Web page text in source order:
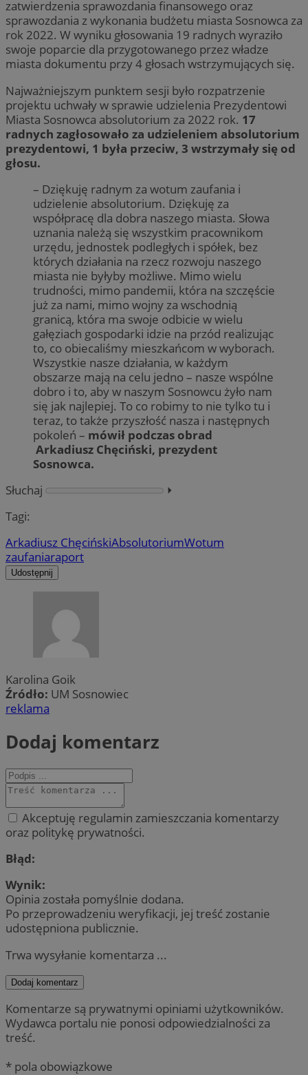
zatwierdzenia sprawozdania finansowego oraz
sprawozdania z wykonania budżetu miasta Sosnowca za
rok 2022. W wyniku głosowania 19 radnych wyraziło
swoje poparcie dla przygotowanego przez władze
miasta dokumentu przy 4 głosach wstrzymujących się.
Najważniejszym punktem sesji było rozpatrzenie
projektu uchwały w sprawie udzielenia Prezydentowi
Miasta Sosnowca absolutorium za 2022 rok. 17
radnych zagłosowało za udzieleniem absolutorium
prezydentowi, 1 była przeciw, 3 wstrzymały się od
głosu.
– Dziękuję radnym za wotum zaufania i
udzielenie absolutorium. Dziękuję za
współpracę dla dobra naszego miasta. Słowa
uznania należą się wszystkim pracownikom
urzędu, jednostek podległych i spółek, bez
których działania na rzecz rozwoju naszego
miasta nie byłyby możliwe. Mimo wielu
trudności, mimo pandemii, która na szczęście
już za nami, mimo wojny za wschodnią
granicą, która ma swoje odbicie w wielu
gałęziach gospodarki idzie na przód realizując
to, co obiecaliśmy mieszkańcom w wyborach.
Wszystkie nasze działania, w każdym
obszarze mają na celu jedno – nasze wspólne
dobro i to, aby w naszym Sosnowcu żyło nam
się jak najlepiej. To co robimy to nie tylko tu i
teraz, to także przyszłość nasza i następnych
pokoleń – mówił podczas obrad
Arkadiusz Chęciński, prezydent
Sosnowca.
Słuchaj
⏵︎
Tagi:
Arkadiusz ChęcińskiAbsolutoriumWotum
zaufaniaraport
Udostępnij
Karolina Goik
Źródło: UM Sosnowiec
reklama
Dodaj komentarz
Akceptuję regulamin zamieszczania komentarzy
oraz politykę prywatności.
Błąd:
Wynik:
Opinia została pomyślnie dodana.
Po przeprowadzeniu weryfikacji, jej treść zostanie
udostępniona publicznie.
Trwa wysyłanie komentarza ...
Dodaj komentarz
Komentarze są prywatnymi opiniami użytkowników.
Wydawca portalu nie ponosi odpowiedzialności za
treść.
* pola obowiązkowe